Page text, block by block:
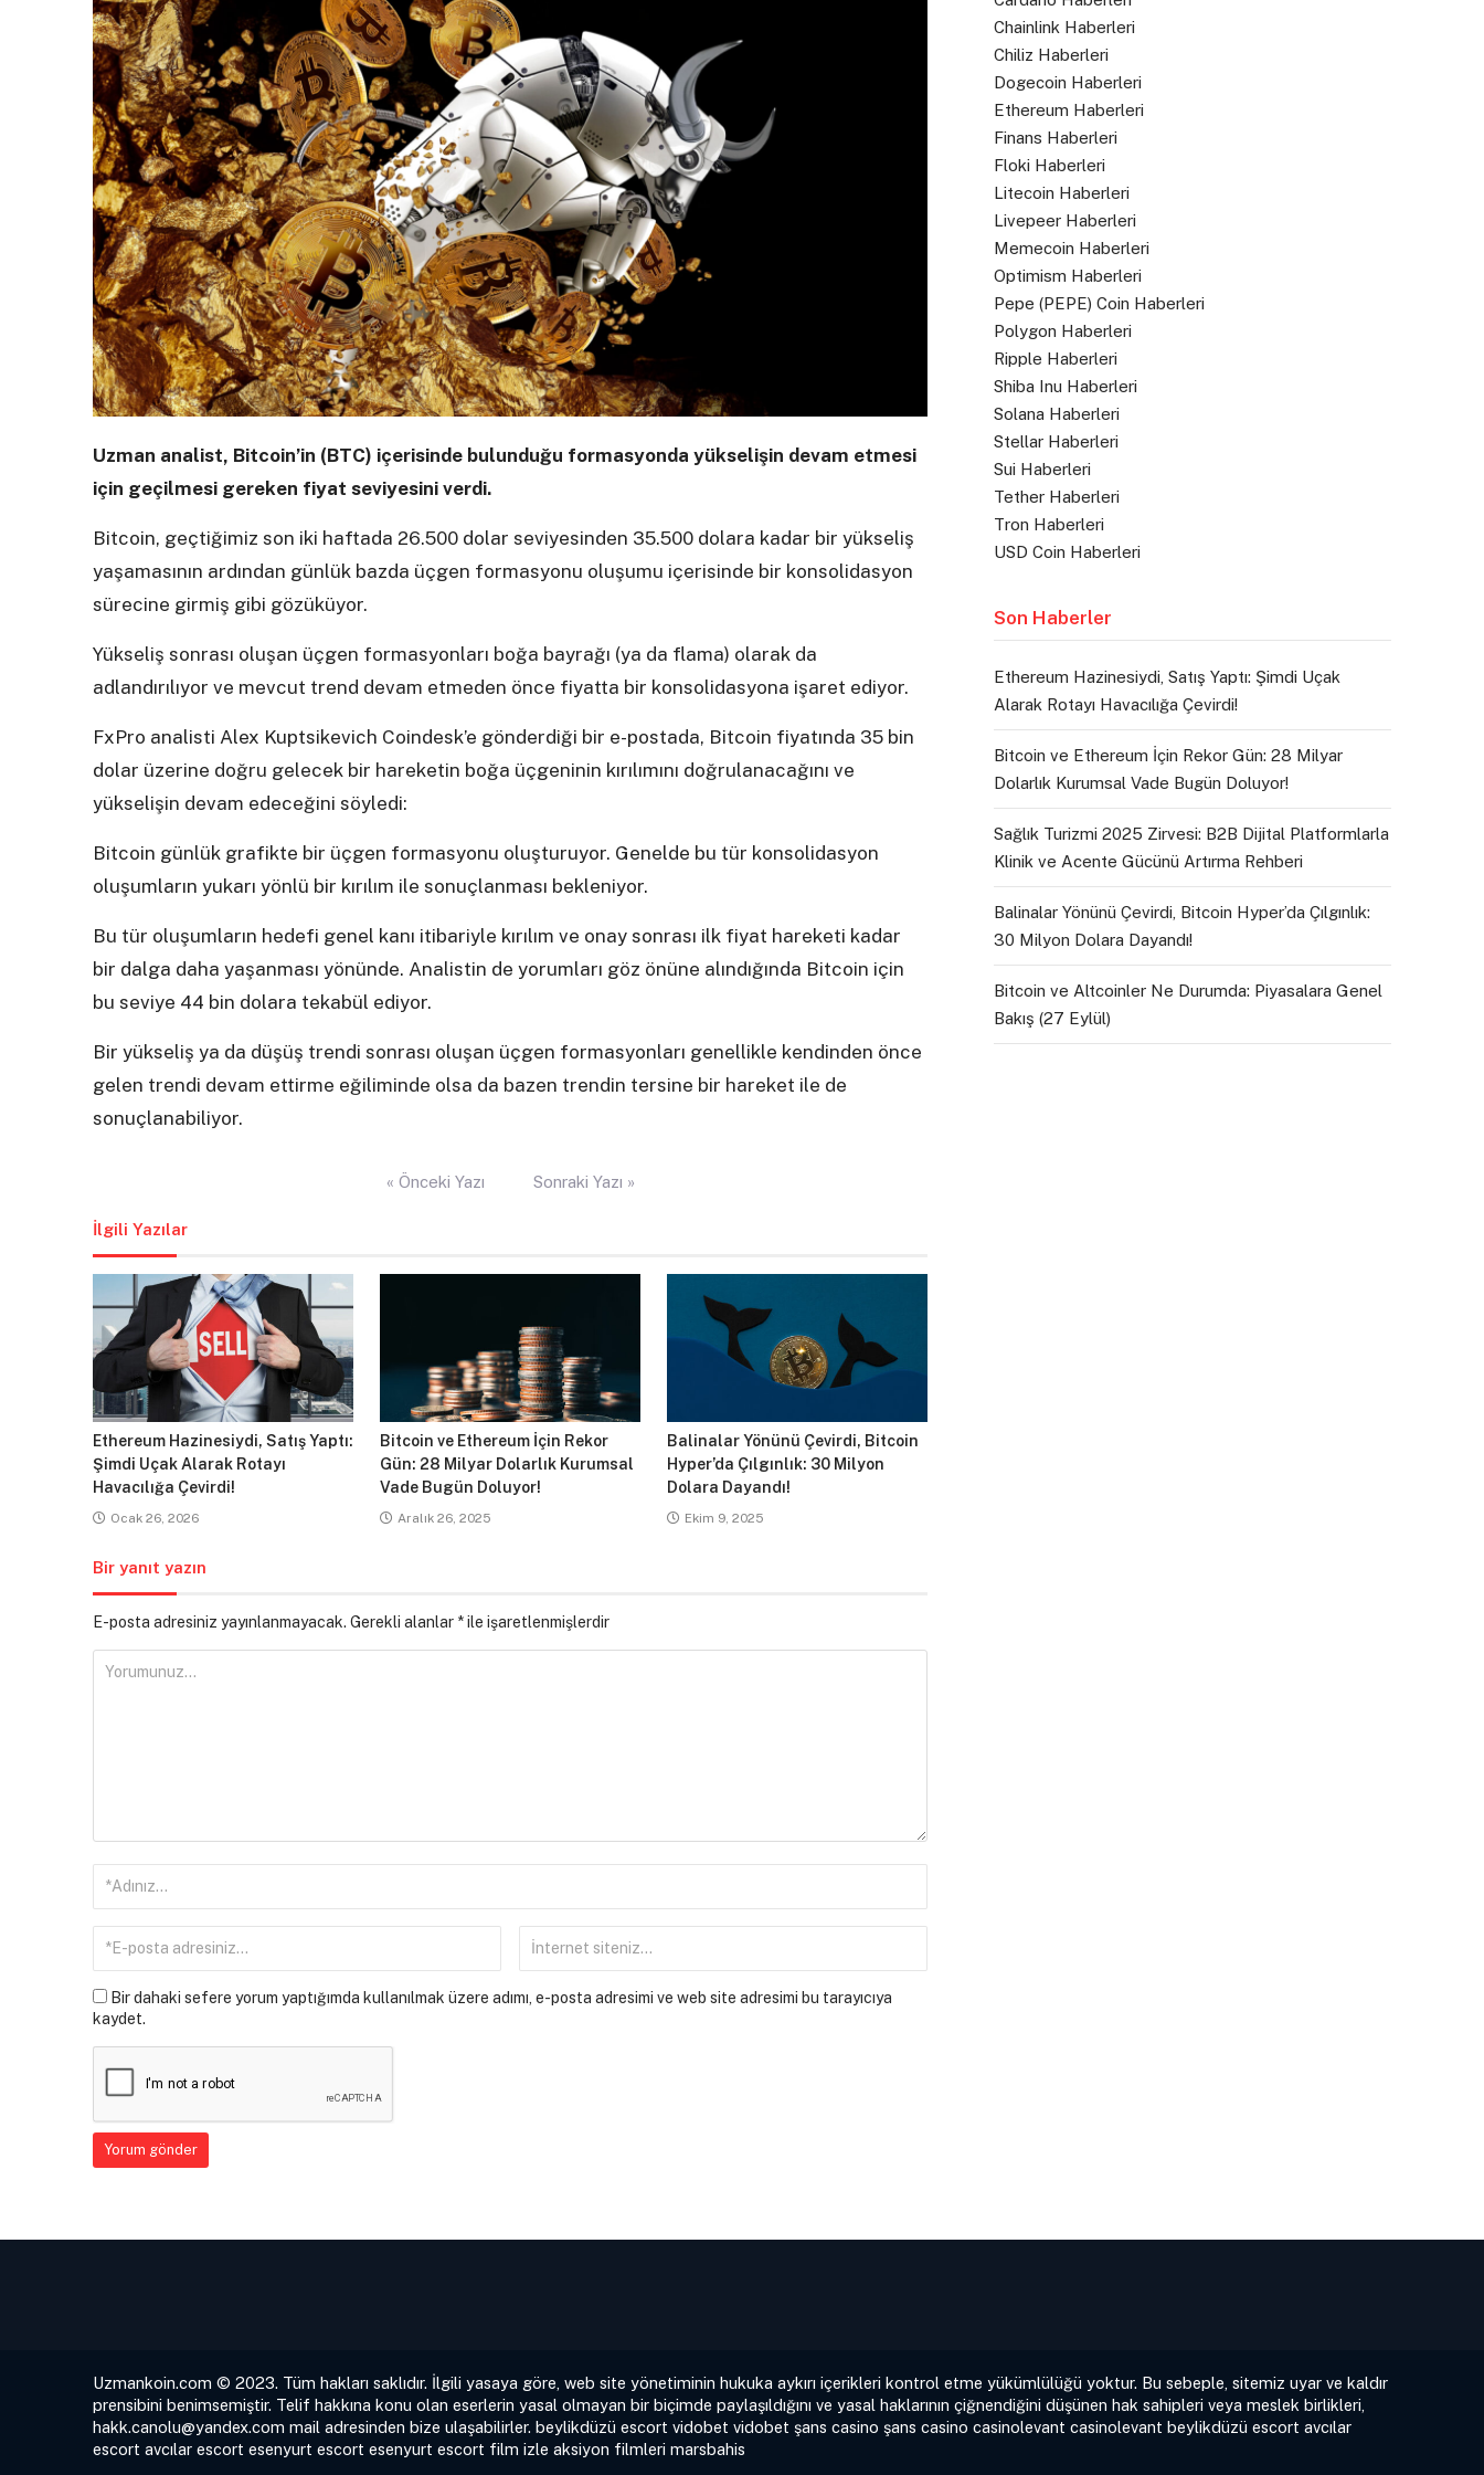
Uzman analist, Bitcoin’in (BTC) içerisinde bulunduğu formasyonda yükselişin devam etmesi
için geçilmesi gereken fiyat seviyesini verdi.
Bitcoin, geçtiğimiz son iki haftada 26.500 dolar seviyesinden 35.500 dolara kadar bir yükseliş
yaşamasının ardından günlük bazda üçgen formasyonu oluşumu içerisinde bir konsolidasyon
sürecine girmiş gibi gözüküyor.
Yükseliş sonrası oluşan üçgen formasyonları boğa bayrağı (ya da flama) olarak da
adlandırılıyor ve mevcut trend devam etmeden önce fiyatta bir konsolidasyona işaret ediyor.
FxPro analisti Alex Kuptsikevich Coindesk’e gönderdiği bir e-postada, Bitcoin fiyatında 35 bin
dolar üzerine doğru gelecek bir hareketin boğa üçgeninin kırılımını doğrulanacağını ve
yükselişin devam edeceğini söyledi:
Bitcoin günlük grafikte bir üçgen formasyonu oluşturuyor. Genelde bu tür konsolidasyon
oluşumların yukarı yönlü bir kırılım ile sonuçlanması bekleniyor.
Bu tür oluşumların hedefi genel kanı itibariyle kırılım ve onay sonrası ilk fiyat hareketi kadar
bir dalga daha yaşanması yönünde. Analistin de yorumları göz önüne alındığında Bitcoin için
bu seviye 44 bin dolara tekabül ediyor.
Bir yükseliş ya da düşüş trendi sonrası oluşan üçgen formasyonları genellikle kendinden önce
gelen trendi devam ettirme eğiliminde olsa da bazen trendin tersine bir hareket ile de
sonuçlanabiliyor.
« Önceki Yazı Sonraki Yazı »
İlgili Yazılar
Ethereum Hazinesiydi, Satış Yaptı:
Şimdi Uçak Alarak Rotayı
Havacılığa Çevirdi!
Ocak 26, 2026
Bitcoin ve Ethereum İçin Rekor
Gün: 28 Milyar Dolarlık Kurumsal
Vade Bugün Doluyor!
Aralık 26, 2025
Balinalar Yönünü Çevirdi, Bitcoin
Hyper’da Çılgınlık: 30 Milyon
Dolara Dayandı!
Ekim 9, 2025
Bir yanıt yazın
E-posta adresiniz yayınlanmayacak. Gerekli alanlar *ile işaretlenmişlerdir
Bir dahaki sefere yorum yaptığımda kullanılmak üzere adımı, e-posta adresimi ve web site adresimi bu tarayıcıya
kaydet.
Chainlink Haberleri
Chiliz Haberleri
Dogecoin Haberleri
Ethereum Haberleri
Finans Haberleri
Floki Haberleri
Litecoin Haberleri
Livepeer Haberleri
Memecoin Haberleri
Optimism Haberleri
Pepe (PEPE) Coin Haberleri
Polygon Haberleri
Ripple Haberleri
Shiba Inu Haberleri
Solana Haberleri
Stellar Haberleri
Sui Haberleri
Tether Haberleri
Tron Haberleri
USD Coin Haberleri
Son Haberler
Ethereum Hazinesiydi, Satış Yaptı: Şimdi Uçak
Alarak Rotayı Havacılığa Çevirdi!
Bitcoin ve Ethereum İçin Rekor Gün: 28 Milyar
Dolarlık Kurumsal Vade Bugün Doluyor!
Sağlık Turizmi 2025 Zirvesi: B2B Dijital Platformlarla
Klinik ve Acente Gücünü Artırma Rehberi
Balinalar Yönünü Çevirdi, Bitcoin Hyper’da Çılgınlık:
30 Milyon Dolara Dayandı!
Bitcoin ve Altcoinler Ne Durumda: Piyasalara Genel
Bakış (27 Eylül)
Uzmankoin.com © 2023. Tüm hakları saklıdır. İlgili yasaya göre, web site yönetiminin hukuka aykırı içerikleri kontrol etme yükümlülüğü yoktur. Bu sebeple, sitemiz uyar ve kaldır
prensibini benimsemiştir. Telif hakkına konu olan eserlerin yasal olmayan bir biçimde paylaşıldığını ve yasal haklarının çiğnendiğini düşünen hak sahipleri veya meslek birlikleri,
hakk.canolu@yandex.com mail adresinden bize ulaşabilirler. beylikdüzü escort vidobet vidobet şans casino şans casino casinolevant casinolevant beylikdüzü escort avcılar
escort avcılar escort esenyurt escort esenyurt escort film izle aksiyon filmleri marsbahis